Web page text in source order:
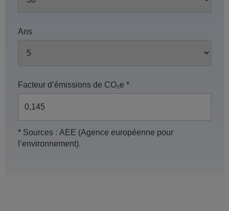
Ans
Facteur d’émissions de CO₂e *
* Sources : AEE (Agence européenne pour
l’environnement).